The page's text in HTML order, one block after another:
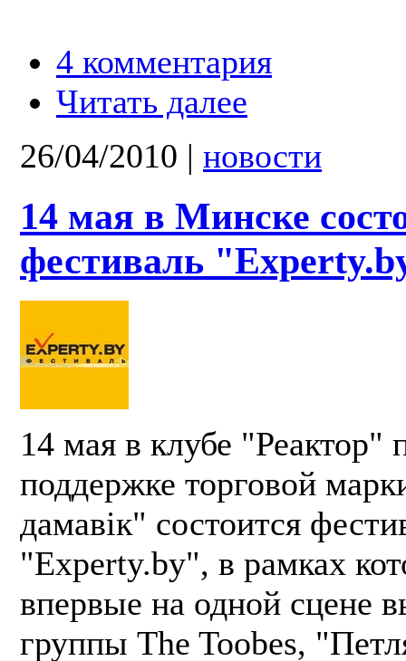
4 комментария
Читать далее
26/04/2010 | новости
14 мая в Минске
фестиваль
14 мая в клубе "Реактор"
поддержке торговой
дамавік" состоится
"Experty.by", в рамках
впервые на одной сцене
группы The Toobes,